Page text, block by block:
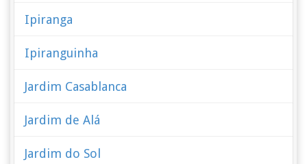
Ipiranga
Ipiranguinha
Jardim Casablanca
Jardim de Alá
Jardim do Sol